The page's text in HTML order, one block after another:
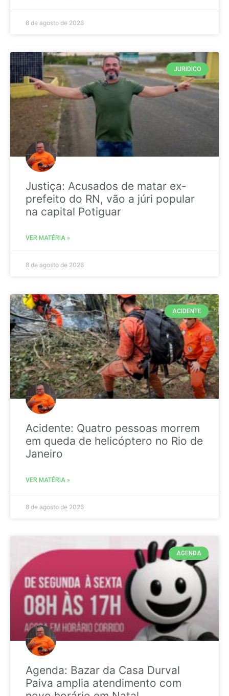
8 de agosto de 2026
JURIDICO
Justiça: Acusados de matar ex-
prefeito do RN, vão a júri popular
na capital Potiguar
VER MATÉRIA »
8 de agosto de 2026
ACIDENTE
Acidente: Quatro pessoas morrem
em queda de helicóptero no Rio de
Janeiro
VER MATÉRIA »
8 de agosto de 2026
AGENDA
Agenda: Bazar da Casa Durval
Paiva amplia atendimento com